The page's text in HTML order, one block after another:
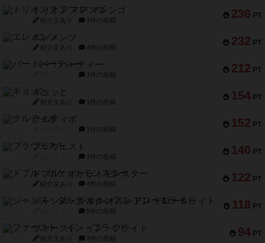
236 PT
トリオンフ ア マレンゴ
紹介文あり 1件の投稿
232 PT
エレメンツ
紹介文あり 4件の投稿
212 PT
バー！パーティー
1件の投稿
154 PT
ギョッと
紹介文あり 1件の投稿
152 PT
クルティボ
1件の投稿
140 PT
ブラヴェスト
1件の投稿
122 PT
ドブル：ポケットモンスター
紹介文あり 4件の投稿
118 PT
ジャンヌ・ダルク-オルレアン ドロー＆ライト
5件の投稿
94 PT
ファースト・イン・フライト
紹介文あり 3件の投稿